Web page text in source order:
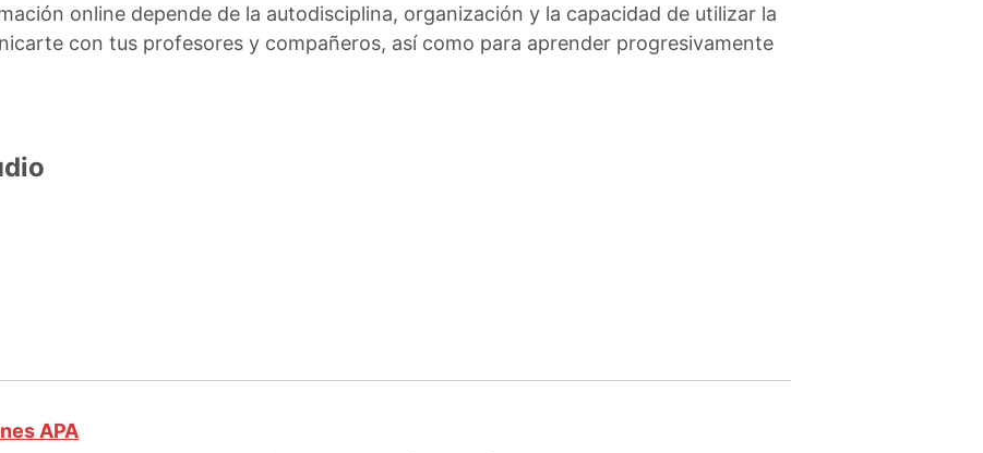
online depende de la autodisciplina, organización y la capacidad de utilizar la
con tus profesores y compañeros, así como para aprender progresivamente
APA